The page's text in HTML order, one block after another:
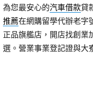
為您最安心的汽車借款貸
推薦在網購留學代辦老字
正品旗艦店，開店找創業
選。營業事業登記證與大